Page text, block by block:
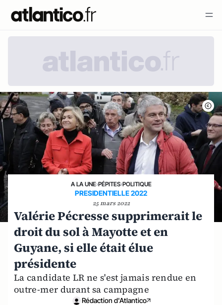
A LA UNE›PÉPITES›POLITIQUE
PRESIDENTIELLE 2022
25 mars 2022
Valérie Pécresse supprimerait le
droit du sol à Mayotte et en
Guyane, si elle était élue
présidente
La candidate LR ne s'est jamais rendue en
outre-mer durant sa campagne
Rédaction d'Atlantico